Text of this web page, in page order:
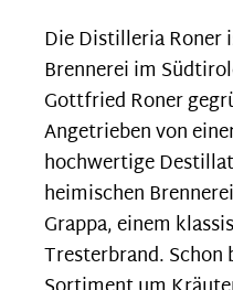
Die Distilleria
Brennerei im
Gottfried Roner
Angetrieben von
hochwertige
heimischen
Grappa, einem
Tresterbrand.